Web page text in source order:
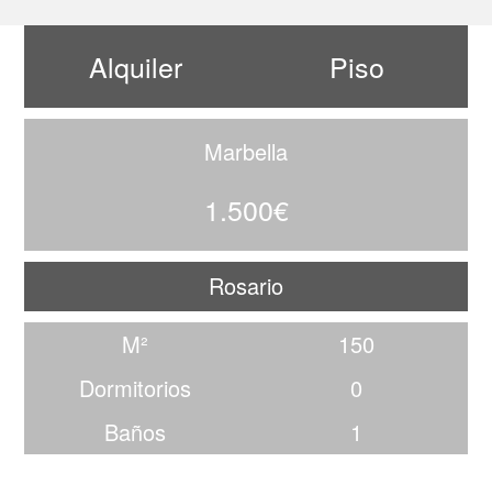
Alquiler Piso
Marbella
1.500€
Rosario
M²
150
Dormitorios
0
Baños
1